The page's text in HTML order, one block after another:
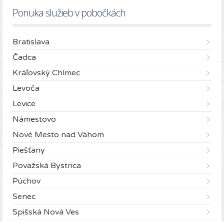
Ponuka služieb v pobočkách
Bratislava
Čadca
Kráľovský Chlmec
Levoča
Levice
Námestovo
Nové Mesto nad Váhom
Piešťany
Považská Bystrica
Púchov
Senec
Spišská Nová Ves